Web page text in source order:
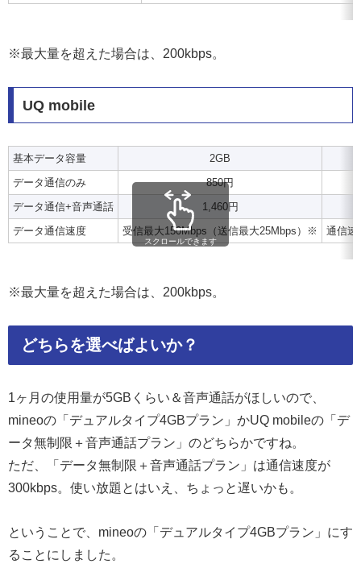
※最大量を超えた場合は、200kbps。
UQ mobile
基本データ容量
2GB
データ通信のみ
850円
データ通信+音声通話
1,460円
データ通信速度
受信最大150Mbps（送信最大25Mbps）※ 通信速
スクロールできます
※最大量を超えた場合は、200kbps。
どちらを選べばよいか？
1ヶ月の使用量が5GBくらい＆音声通話がほしいので、
mineoの「デュアルタイプ4GBプラン」かUQ mobileの「デ
ータ無制限＋音声通話プラン」のどちらかですね。
ただ、「データ無制限＋音声通話プラン」は通信速度が
300kbps。使い放題とはいえ、ちょっと遅いかも。
ということで、mineoの「デュアルタイプ4GBプラン」にす
ることにしました。